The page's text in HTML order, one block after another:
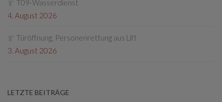
T09-Wasserdienst
4. August 2026
Türöffnung, Personenrettung aus Lift
3. August 2026
LETZTE BEITRÄGE